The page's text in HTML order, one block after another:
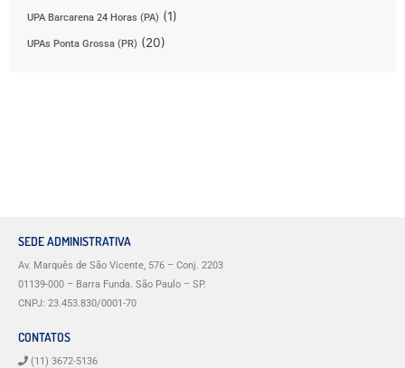
UPA Barcarena 24 Horas (PA) (1)
UPAs Ponta Grossa (PR) (20)
SEDE ADMINISTRATIVA
Av. Marquês de São Vicente, 576 – Conj. 2203
01139-000 – Barra Funda. São Paulo – SP.
CNPJ: 23.453.830/0001-70
CONTATOS
(11) 3672-5136